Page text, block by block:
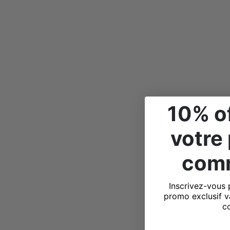
10%
votre
Inscrivez-vous
promo exclusif